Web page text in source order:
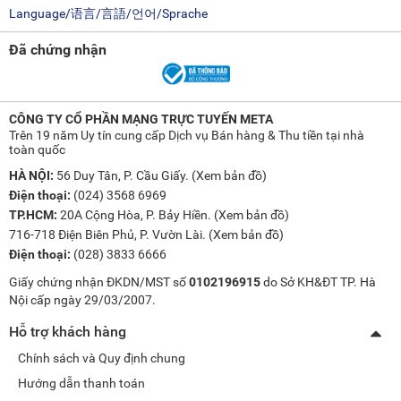
Bảo mật tối ưu với Samsung Knox Security
Smart Tivi Samsung 32H5000 được trang bị hệ thống bảo
mật đa lớp Samsung Knox Security, giúp bảo vệ các dữ liệu
nhạy cảm như mật khẩu, tài khoản và thông tin cá nhân.
Công nghệ này hoạt động từ phần cứng đến phần mềm, tự
động ngăn chặn các ứng dụng độc hại, trang web giả mạo
và liên tục cập nhật các bản vá bảo mật mới nhất, đảm bảo
an toàn toàn diện cho thiết bị và cả mạng lưới IoT trong gia
đình bạn.
Với thiết kế nhỏ gọn, công nghệ hình ảnh và âm thanh hiện
đại, giao diện thông minh cùng khả năng bảo mật cao,
Smart
Tivi Samsung
đủ tính năng cao cấp. Đây là người bạn đồng hành lý tưởng
cho không gian sống hiện đại, phù hợp với cả nhu cầu học
Language/语言/言語/언어/Sprache
Đã chứng nhận
CÔNG TY CỔ PHẦN MẠNG TRỰC TUYẾN META
Trên 19 năm Uy tín cung cấp Dịch vụ Bán hàng & Thu tiền tại nhà
toàn quốc
HÀ NỘI: 56 Duy Tân, P. Cầu Giấy. (Xem bản đồ)
Điện thoại: (024) 3568 6969
TP.HCM: 20A Cộng Hòa, P. Bảy Hiền. (Xem bản đồ)
716-718 Điện Biên Phủ, P. Vườn Lài. (Xem bản đồ)
Điện thoại: (028) 3833 6666
Giấy chứng nhận ĐKDN/MST số0102196915do Sở KH&ĐT TP. Hà
Nội cấp ngày 29/03/2007.
Hỗ trợ khách hàng
Chính sách và Quy định chung
Hướng dẫn thanh toán